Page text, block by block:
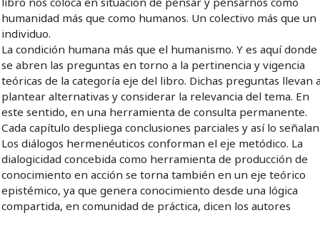
humanidad más que como humanos. Un colectivo más que un
individuo.
La condición humana más que el humanismo. Y es aquí donde
se abren las preguntas en torno a la pertinencia y vigencia
teóricas de la categoría eje del libro. Dichas preguntas llevan
plantear alternativas y considerar la relevancia del tema. En
este sentido, en una herramienta de consulta permanente.
Cada capítulo despliega conclusiones parciales y así lo
Los diálogos hermenéuticos conforman el eje metódico. La
dialogicidad concebida como herramienta de producción de
conocimiento en acción se torna también en un eje teórico
epistémico, ya que genera conocimiento desde una lógica
compartida, en comunidad de práctica, dicen los autores